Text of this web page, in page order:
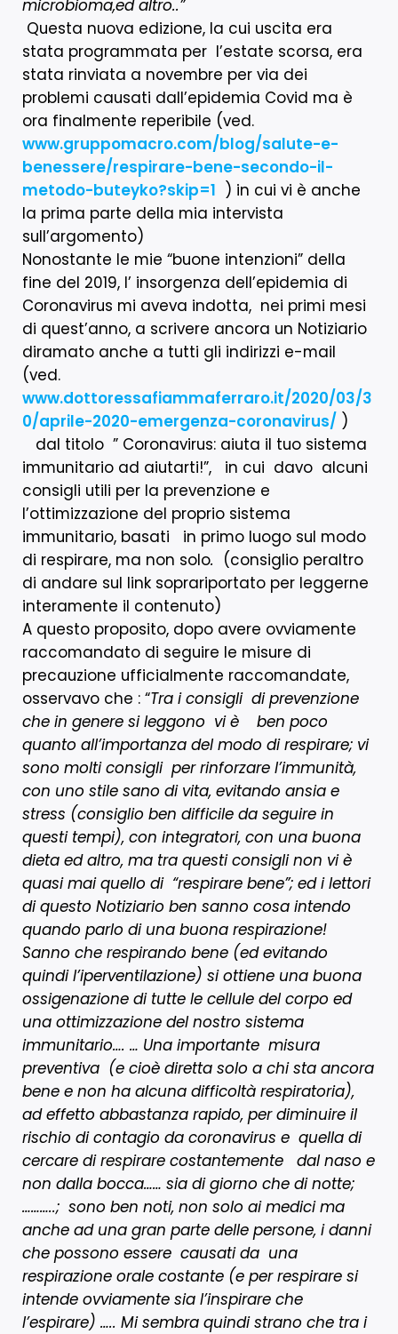
microbioma,ed altro..”
Questa nuova edizione, la cui uscita era
stata programmata per l’estate scorsa, era
stata rinviata a novembre per via dei
problemi causati dall’epidemia Covid ma è
ora finalmente reperibile (ved.
www.gruppomacro.com/blog/salute-e-
benessere/respirare-bene-secondo-il-
metodo-buteyko?skip=1 ) in cui vi è anche
la prima parte della mia intervista
sull’argomento)
Nonostante le mie “buone intenzioni” della
fine del 2019, l’ insorgenza dell’epidemia di
Coronavirus mi aveva indotta, nei primi mesi
di quest’anno, a scrivere ancora un Notiziario
diramato anche a tutti gli indirizzi e-mail
(ved.
www.dottoressafiammaferraro.it/2020/03/3
0/aprile-2020-emergenza-coronavirus/ )
dal titolo ” Coronavirus: aiuta il tuo sistema
immunitario ad aiutarti!”, in cui davo alcuni
consigli utili per la prevenzione e
l’ottimizzazione del proprio sistema
immunitario, basati in primo luogo sul modo
di respirare, ma non solo. (consiglio peraltro
di andare sul link soprariportato per leggerne
interamente il contenuto)
A questo proposito, dopo avere ovviamente
raccomandato di seguire le misure di
precauzione ufficialmente raccomandate,
osservavo che : “Tra i consigli di prevenzione
che in genere si leggono vi è ben poco
quanto all’importanza del modo di respirare; vi
sono molti consigli per rinforzare l’immunità,
con uno stile sano di vita, evitando ansia e
stress (consiglio ben difficile da seguire in
questi tempi), con integratori, con una buona
dieta ed altro, ma tra questi consigli non vi è
quasi mai quello di “respirare bene”; ed i lettori
di questo Notiziario ben sanno cosa intendo
quando parlo di una buona respirazione!
Sanno che respirando bene (ed evitando
quindi l’iperventilazione) si ottiene una buona
ossigenazione di tutte le cellule del corpo ed
una ottimizzazione del nostro sistema
immunitario…. … Una importante misura
preventiva (e cioè diretta solo a chi sta ancora
bene e non ha alcuna difficoltà respiratoria),
ad effetto abbastanza rapido, per diminuire il
rischio di contagio da coronavirus e quella di
cercare di respirare costantemente dal naso e
non dalla bocca…… sia di giorno che di notte;
………..; sono ben noti, non solo ai medici ma
anche ad una gran parte delle persone, i danni
che possono essere causati da una
respirazione orale costante (e per respirare si
intende ovviamente sia l’inspirare che
l’espirare) ….. Mi sembra quindi strano che tra i